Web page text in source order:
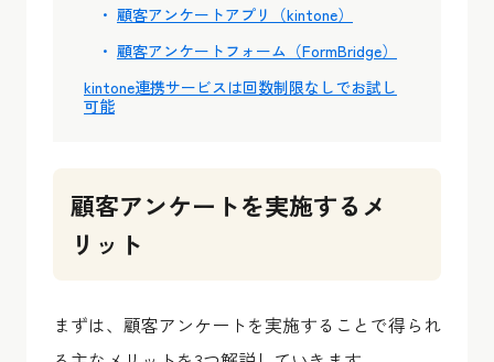
顧客アンケートアプリ（kintone）
顧客アンケートフォーム（FormBridge）
kintone連携サービスは回数制限なしでお試し
可能
顧客アンケートを実施するメ
リット
まずは、顧客アンケートを実施することで得られ